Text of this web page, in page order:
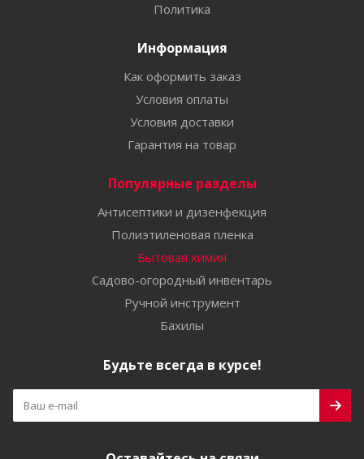
Политика
Информация
Как оформить заказ
Условия оплаты
Условия доставки
Гарантия на товар
Популярные разделы
Антисептики и дизенфекция
Полиэтиленовая пленка
Бытовая химия
Садово-огородный инвентарь
Ручной инструмент
Бахилы
Будьте всегда в курсе!